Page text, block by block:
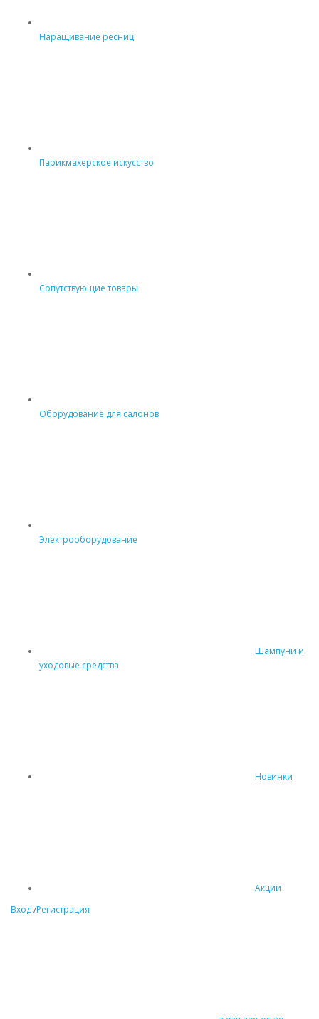
Наращивание ресниц
Парикмахерское искусство
Сопутствующие товары
Оборудование для салонов
Электрооборудование
Шампуни и
уходовые средства
Новинки
Акции
Вход/Регистрация